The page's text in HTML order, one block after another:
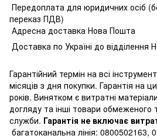
Передоплата для юридичних осіб
переказ ПДВ)
Адресна доставка Нова Пошта
Доставка по Україні до відділення
Гарантійний термін на всі
місяців з дня покупки. Гарантія на
років. Винятком є витратні
догляду та інші товари обмеженого
служби. Гарантія не включає
багатоканальна лінія: 0800502163,